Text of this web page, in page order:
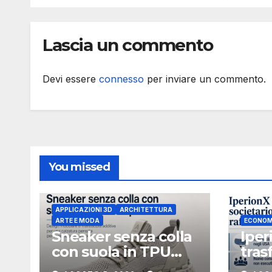
Lascia un commento
Devi essere connesso per inviare un commento.
You missed
APPLICAZIONI 3D
ARCHITETTURA
ARTE E MODA
Sneaker senza colla
con suola in TPU
stampata in 3D